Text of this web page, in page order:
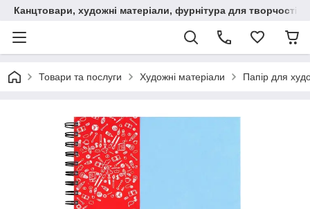
Канцтовари, художні матеріали, фурнітура для творчості
Товари та послуги Художні матеріали Папір для